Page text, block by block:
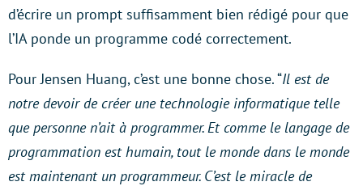
d’écrire un prompt suffisamment bien rédigé pour que
l’IA ponde un programme codé correctement.
Pour Jensen Huang, c’est une bonne chose. “Il est de
notre devoir de créer une technologie informatique telle
que personne n’ait à programmer. Et comme le langage de
programmation est humain, tout le monde dans le monde
est maintenant un programmeur. C’est le miracle de